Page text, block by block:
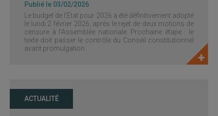
Publié le 03/02/2026
Le budget de l’État pour 2026 a été définitivement adopté
le lundi 2 février 2026, après le rejet de deux motions de
censure à l’Assemblée nationale. Prochaine étape : le
texte doit passer le contrôle du Conseil constitutionnel
avant promulgation.
ACTUALITÉ